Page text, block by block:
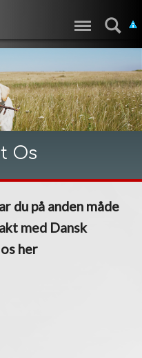
Os
du på anden måde
med Dansk
her